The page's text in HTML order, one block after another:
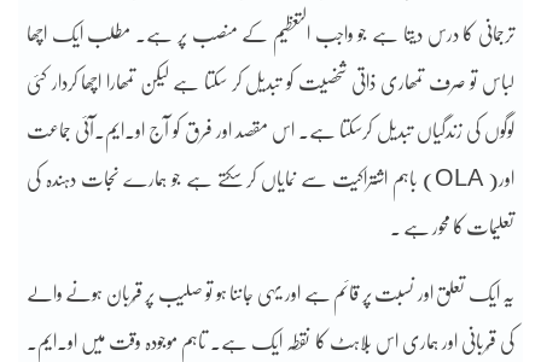
ترجمانی کا درس دیتا ہے جو واجب التعظیم کے منصب پر ہے۔ مطلب ایک اچھا
لباس تو صرف تمھاری ذاتی شخصیت کو تبدیل کر سکتا ہے لیکن تمھارا اچھا کردار کئی
لوگوں کی زندگیاں تبدیل کرسکتا ہے۔ اس مقصد اور فرق کو آج او۔ایم۔آئی جماعت
اور( OLA) باہم اشتراکیت سے نمایاں کر سکتے ہے جو ہمارے نجات دہندہ کی
تعلیمات کا محور ہے ۔
یہ ایک تعلق اور نسبت پر قائم ہے اور یہی جاننا ہو تو صلیب پر قُربان ہونے والے
کی قُربانی اور ہماری اس بُلاہٹ کا نقطہ ایک ہے۔ تاہم موجودہ وقت میں او۔ایم۔